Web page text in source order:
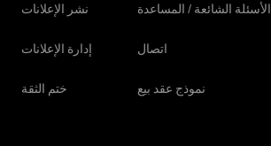
نشر الإعلانات
إدارة الإعلانات
ختم الثقة
الأسئلة الشائعة / المساعدة
اتصال
نموذج عقد بيع